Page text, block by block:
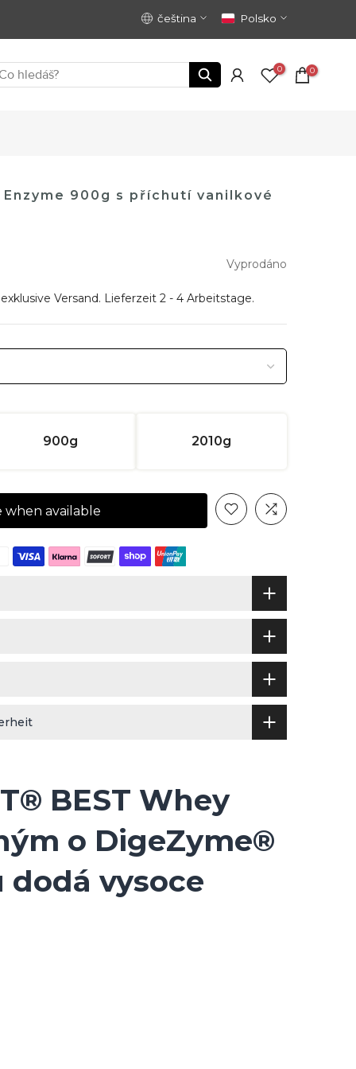
čeština Polsko
0 0
900g s příchutí vanilkové
Vyprodáno
Versand. Lieferzeit 2 - 4 Arbeitstage.
900g 2010g
when available
BEST Whey
o DigeZyme®
vysoce